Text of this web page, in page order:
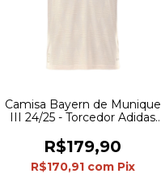
Camisa Bayern de Munique
III 24/25 - Torcedor Adidas
detalhes em vermelho
R$179,90
R$170,91 com Pix